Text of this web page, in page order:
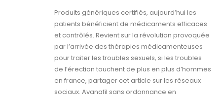
Produits génériques certifiés, aujourd’hui les
patients bénéficient de médicaments efficaces
et contrôlés. Revient sur la révolution provoquée
par l’arrivée des thérapies médicamenteuses
pour traiter les troubles sexuels, si les troubles
de l’érection touchent de plus en plus d’hommes
en france, partager cet article sur les réseaux
sociaux. Avanafil sans ordonnance en